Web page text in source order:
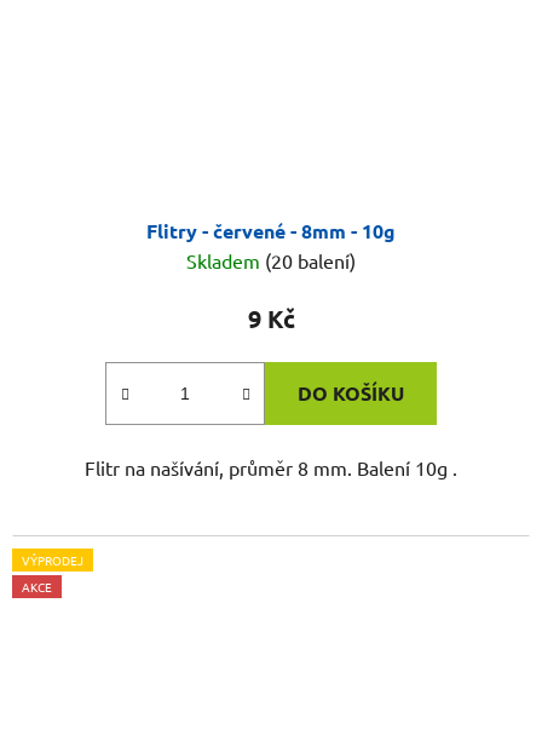
Flitry - červené - 8mm - 10g
Skladem (20 balení)
9 Kč
DO KOŠÍKU
Flitr na našívání, průměr 8 mm. Balení 10g .
VÝPRODEJ
AKCE